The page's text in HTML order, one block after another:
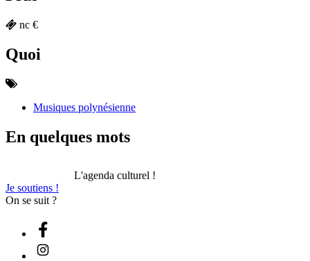
nc €
Quoi
Musiques polynésienne
En quelques mots
L'agenda culturel !
Je soutiens !
On se suit ?